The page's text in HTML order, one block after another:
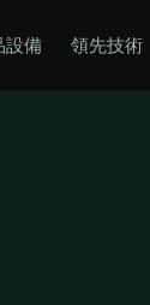
設備 領先技術